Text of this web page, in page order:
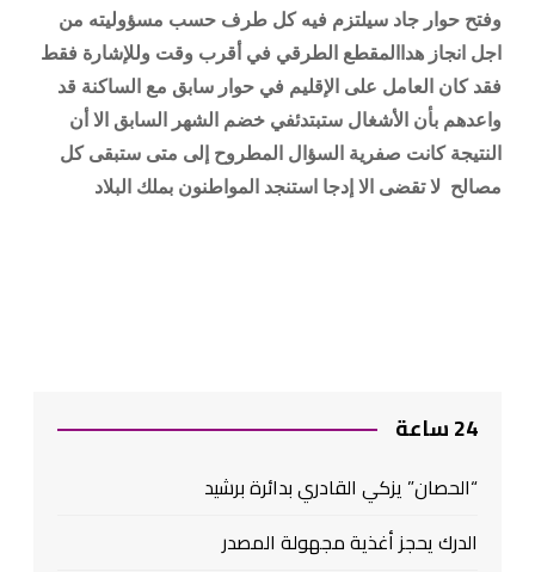
وفتح حوار جاد سيلتزم فيه كل طرف حسب مسؤوليته من
اجل انجاز هداالمقطع الطرقي في أقرب وقت وللإشارة فقط
فقد كان العامل على الإقليم في حوار سابق مع الساكنة قد
واعدهم بأن الأشغال ستبتدئفي خضم الشهر السابق الا أن
النتيجة كانت صفرية السؤال المطروح إلى متى ستبقى كل
مصالح لا تقضى الا إدجا استنجد المواطنون بملك البلاد
24 ساعة
“الحصان” يزكي القادري بدائرة برشيد
الدرك يحجز أغذية مجهولة المصدر